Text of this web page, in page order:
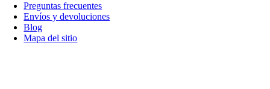
Preguntas frecuentes
Envíos y devoluciones
Blog
Mapa del sitio